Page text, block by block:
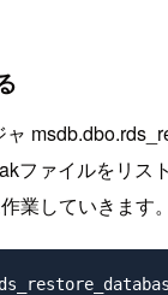
ファイルをリス
業していきます。